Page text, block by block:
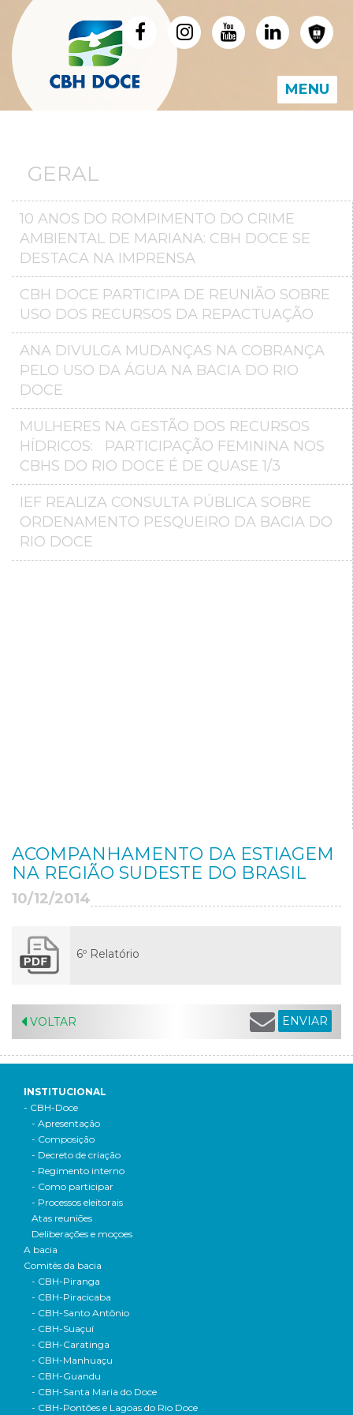
MENU
GERAL
10 ANOS DO ROMPIMENTO DO CRIME
AMBIENTAL DE MARIANA: CBH DOCE SE
DESTACA NA IMPRENSA
CBH DOCE PARTICIPA DE REUNIÃO SOBRE
USO DOS RECURSOS DA REPACTUAÇÃO
ANA DIVULGA MUDANÇAS NA COBRANÇA
PELO USO DA ÁGUA NA BACIA DO RIO
DOCE
MULHERES NA GESTÃO DOS RECURSOS
HÍDRICOS: PARTICIPAÇÃO FEMININA NOS
CBHS DO RIO DOCE É DE QUASE 1/3
IEF REALIZA CONSULTA PÚBLICA SOBRE
ORDENAMENTO PESQUEIRO DA BACIA DO
RIO DOCE
ACOMPANHAMENTO DA ESTIAGEM
NA REGIÃO SUDESTE DO BRASIL
10/12/2014
6º Relatório
VOLTAR ENVIAR
INSTITUCIONAL
- CBH-Doce
- Apresentação
- Composição
- Decreto de criação
- Regimento interno
- Como participar
- Processos eleitorais
Atas reuniões
Deliberações e moçoes
A bacia
Comitês da bacia
- CBH-Piranga
- CBH-Piracicaba
- CBH-Santo Antônio
- CBH-Suaçuí
- CBH-Caratinga
- CBH-Manhuaçu
- CBH-Guandu
- CBH-Santa Maria do Doce
- CBH-Pontões e Lagoas do Rio Doce